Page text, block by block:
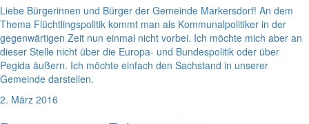
Liebe Bürgerinnen und Bürger der Gemeinde Markersdorf! An dem
Thema Flüchtlingspolitik kommt man als Kommunalpolitiker in der
gegenwärtigen Zeit nun einmal nicht vorbei. Ich möchte mich aber an
dieser Stelle nicht über die Europa- und Bundespolitik oder über
Pegida äußern. Ich möchte einfach den Sachstand in unserer
Gemeinde darstellen.
2. März 2016